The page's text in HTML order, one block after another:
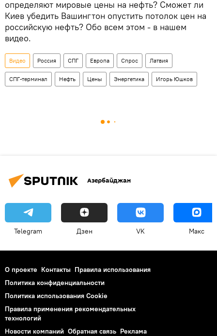
определяют мировые цены на нефть? Сможет ли
Киев убедить Вашингтон опустить потолок цен на
российскую нефть? Обо всем этом - в нашем
видео.
Видео Россия СПГ Европа Спрос Латвия
СПГ-терминал Нефть Цены Энергетика Игорь Юшков
Азербайджан
Telegram Дзен VK Макс
О проекте Контакты Правила использования
Политика конфиденциальности
Политика использования Cookie
Правила применения рекомендательных
технологий
Новости компаний Обратная связь Реклама